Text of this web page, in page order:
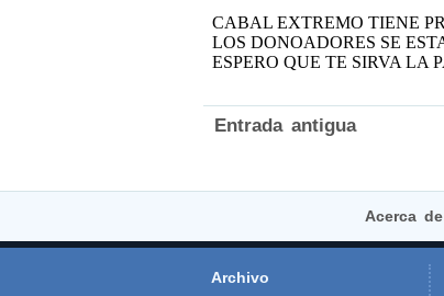
Entrada antigua
Acerca de
Archivo